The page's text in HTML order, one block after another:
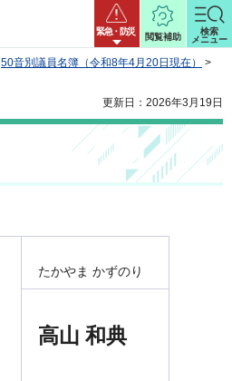
緊急・防災
閲覧補助
検索
メニュー
50音別議員名簿（令和8年4月20日現在）
>
更新日：2026年3月19日
たかやま かずのり
高山 和典